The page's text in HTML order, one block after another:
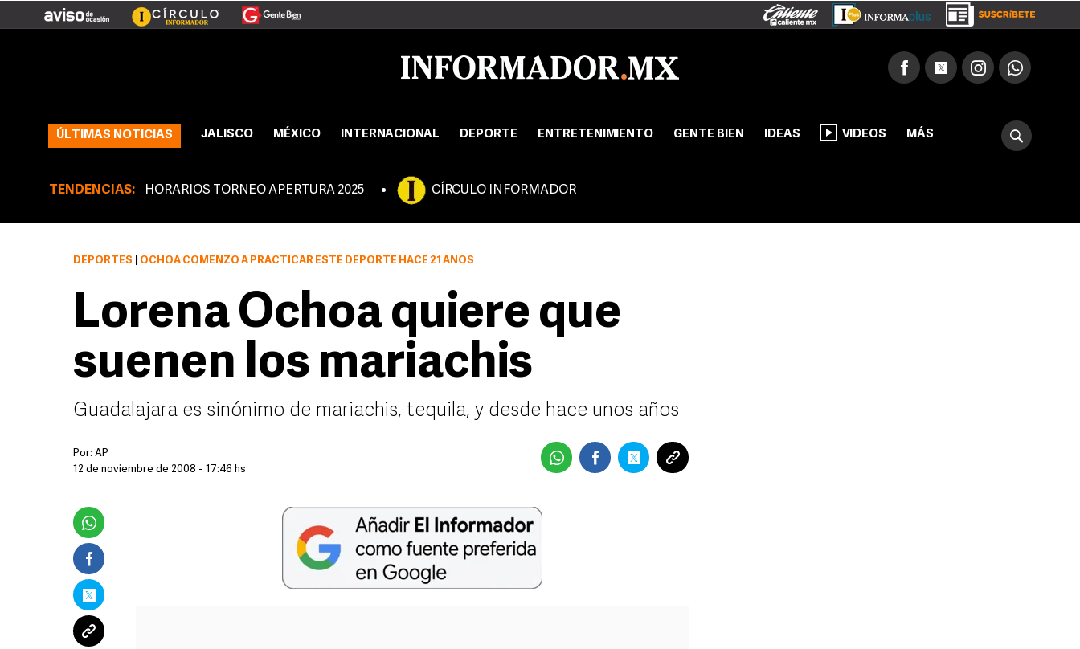
ÚLTIMAS NOTICIAS JALISCO MÉXICO INTERNACIONAL DEPORTE ENTRETENIMIENTO GENTE BIEN IDEAS VIDEOS MÁS
TENDENCIAS: HORARIOS TORNEO APERTURA 2025 CÍRCULO INFORMADOR
DEPORTES OCHOA COMENZÓ A PRACTICAR ESTE DEPORTE HACE 21 AÑOS
Lorena Ochoa quiere que
suenen los mariachis
Guadalajara es sinónimo de mariachis, tequila, y desde hace unos años
Por: AP
12 de noviembre de 2008 - 17:46 hs